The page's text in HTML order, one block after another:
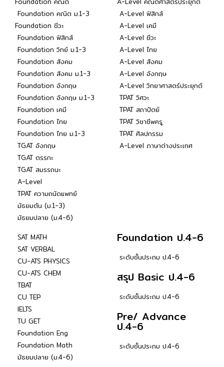
Foundation คณิต ม.1-3
Foundation ชีวะ
Foundation ฟิสิกส์
Foundation วิทย์ ม.1-3
Foundation สังคม
Foundation สังคม ม.1-3
Foundation อังกฤษ
Foundation อังกฤษ ม.1-3
Foundation เคมี
Foundation ไทย
Foundation ไทย ม.1-3
TGAT อังกฤษ
TGAT ตรรกะ
TGAT สมรรถนะ
A-Level
TPAT ความถนัดแพทย์
มัธยมต้น (ม.1-3)
มัธยมปลาย (ม.4-6)
A-Level ฟิสิกส์
A-Level เคมี
A-Level ชีวะ
A-Level ไทย
A-Level สังคม
A-Level อังกฤษ
A-Level วิทยาศาสตร์ประยุกต์
TPAT วิศวะ
TPAT สถาปัตย์
TPAT วิชาชีพครู
TPAT ศิลปกรรม
A-Level ภาษาต่างประเทศ
SAT MATH
SAT VERBAL
CU-ATS PHYSICS
CU-ATS CHEM
TBAT
CU TEP
IELTS
TU GET
Foundation Eng
Foundation Math
มัธยมปลาย (ม.4-6)
Foundation ป.4-6
ระดับชั้นประถม ป.4-6
สรุป Basic ป.4-6
ระดับชั้นประถม ป.4-6
Pre/ Advance
ป.4-6
ระดับชั้นประถม ป.4-6